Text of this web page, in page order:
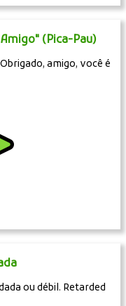
(Pica-Pau)
amigo, você é
ou débil. Retarded